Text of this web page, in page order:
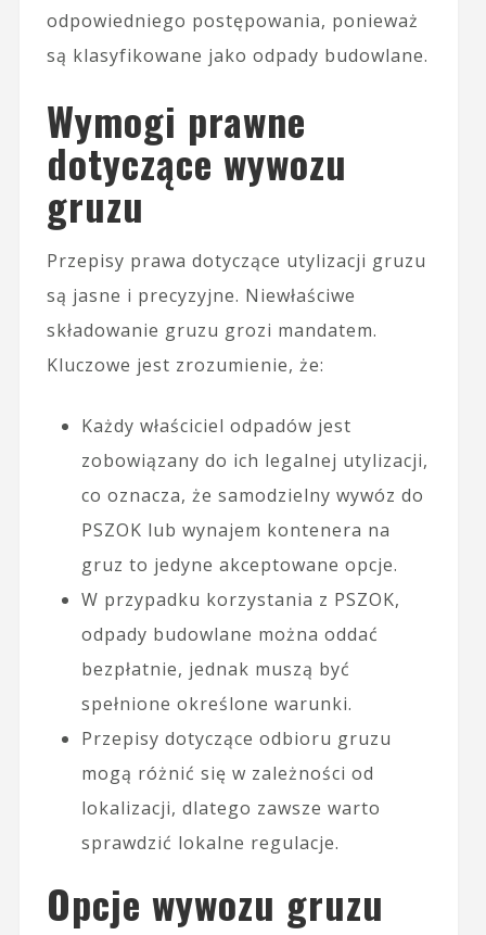
odpowiedniego postępowania, ponieważ
są klasyfikowane jako odpady budowlane.
Wymogi prawne
dotyczące wywozu
gruzu
Przepisy prawa dotyczące utylizacji gruzu
są jasne i precyzyjne. Niewłaściwe
składowanie gruzu grozi mandatem.
Kluczowe jest zrozumienie, że:
Każdy właściciel odpadów jest
zobowiązany do ich legalnej utylizacji,
co oznacza, że samodzielny wywóz do
PSZOK lub wynajem kontenera na
gruz to jedyne akceptowane opcje.
W przypadku korzystania z PSZOK,
odpady budowlane można oddać
bezpłatnie, jednak muszą być
spełnione określone warunki.
Przepisy dotyczące odbioru gruzu
mogą różnić się w zależności od
lokalizacji, dlatego zawsze warto
sprawdzić lokalne regulacje.
Opcje wywozu gruzu